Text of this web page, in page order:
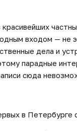
входом — не
дела и
парадные
сюда
в Петербурге